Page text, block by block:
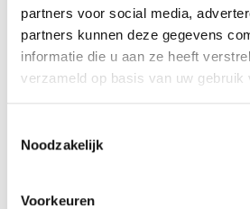
partners voor social media,
partners kunnen deze gegevens
informatie die u aan ze heeft
verzameld op basis van uw gebruik
Noodzakelijk
Voorkeuren
Dankzij het transparante ontwerp
van je telefoon perfect zichtbaar,
beschermd is. Het hoesje is voorzien
uitsparingen die ervoor zorgen dat
effectieve bescherming tegen